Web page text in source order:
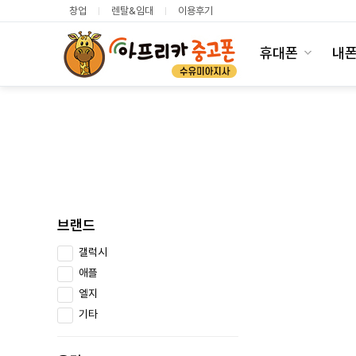
창업 렌탈&임대 이용후기
휴대폰 내
브랜드
갤럭시
애플
엘지
기타